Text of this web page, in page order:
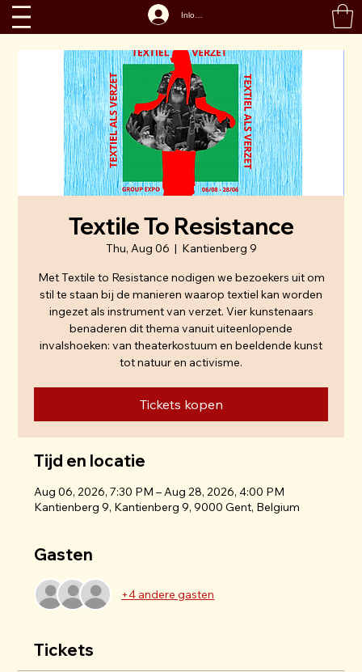
Inloggen
Textile To Resistance
Thu, Aug 06
  |
Kantienberg 9
Met Textile to Resistance nodigen we bezoekers uit om
stil te staan bij de manieren waarop textiel kan worden
ingezet als instrument van verzet. Vier kunstenaars
benaderen dit thema vanuit uiteenlopende
invalshoeken: van theaterkostuum en beeldende kunst
tot natuur en activisme.
Tickets kopen
Tijd en locatie
Aug 06, 2026, 7:30 PM – Aug 28, 2026, 4:00 PM
Kantienberg 9, Kantienberg 9, 9000 Gent, Belgium
Gasten
+4 andere gasten
Tickets